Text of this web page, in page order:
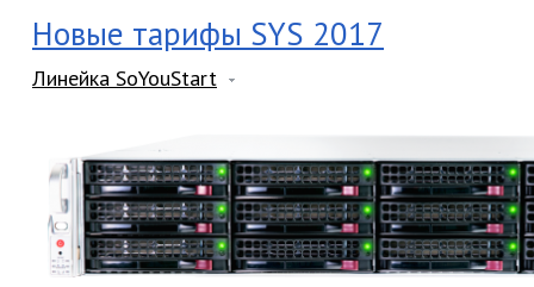
Новые тарифы SYS 2017
Линейка SoYouStart